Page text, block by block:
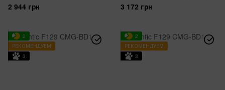
2 944 грн 3 172 грн
2
РЕКОМЕНДУЕМ
3
2
РЕКОМЕНДУЕМ
3